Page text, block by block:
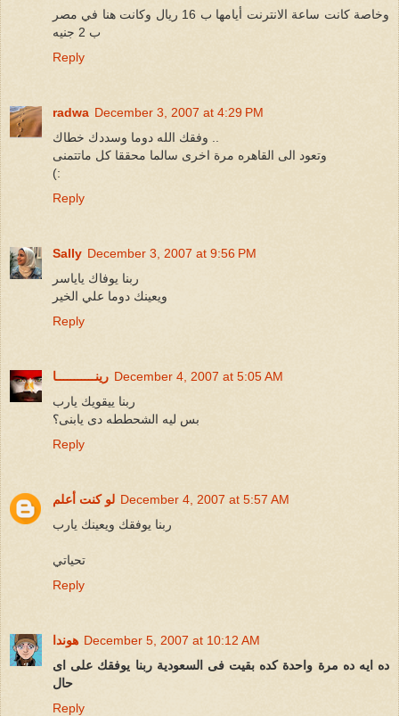
وخاصة كانت ساعة الانترنت أيامها ب 16 ريال وكانت هنا في مصر
ب 2 جنيه
Reply
radwa December 3, 2007 at 4:29 PM
وتعود الى القاهره مرة اخرى سالما محققا كل ماتتمنى
(:
Reply
Sally December 3, 2007 at 9:56 PM
ربنا يوفاك ياياسر
ويعينك دوما علي الخير
Reply
رينـــــــــــا December 4, 2007 at 5:05 AM
ربنا ييقويك يارب
بس ليه الشحططه دى يابنى؟
Reply
لو كنت أعلم December 4, 2007 at 5:57 AM
ربنا يوفقك ويعينك يارب
تحياتي
Reply
هوندا December 5, 2007 at 10:12 AM
ده ايه ده مرة واحدة كده بقيت فى السعودية ربنا يوفقك على اى
حال
Reply